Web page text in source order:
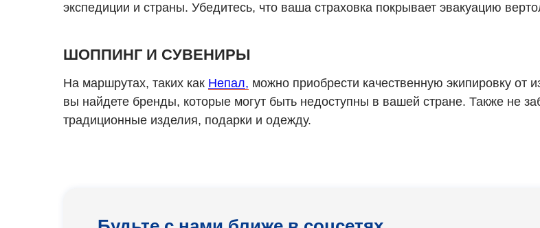
экспедиции и страны. Убедитесь, что ваша страховка покрывает эвакуацию
ШОППИНГ И СУВЕНИРЫ
На маршрутах, таких как Непал, можно приобрести качественную экипировку
вы найдете бренды, которые могут быть недоступны в вашей стране. Также не
традиционные изделия, подарки и одежду.
+5